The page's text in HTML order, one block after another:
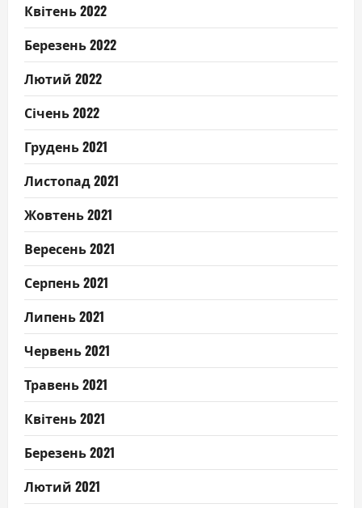
Квітень 2022
Березень 2022
Лютий 2022
Січень 2022
Грудень 2021
Листопад 2021
Жовтень 2021
Вересень 2021
Серпень 2021
Липень 2021
Червень 2021
Травень 2021
Квітень 2021
Березень 2021
Лютий 2021